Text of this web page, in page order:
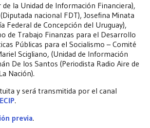
la Unidad de Información Financiera),
nacional FDT), Josefina Minata
Federal de Concepción del Uruguay),
de Trabajo Finanzas para el Desarrollo
Públicas para el Socialismo – Comité
Scigliano, (Unidad de Información
De los Santos (Periodista Radio Aire de
Nación).
y será transmitida por el canal
.
previa.